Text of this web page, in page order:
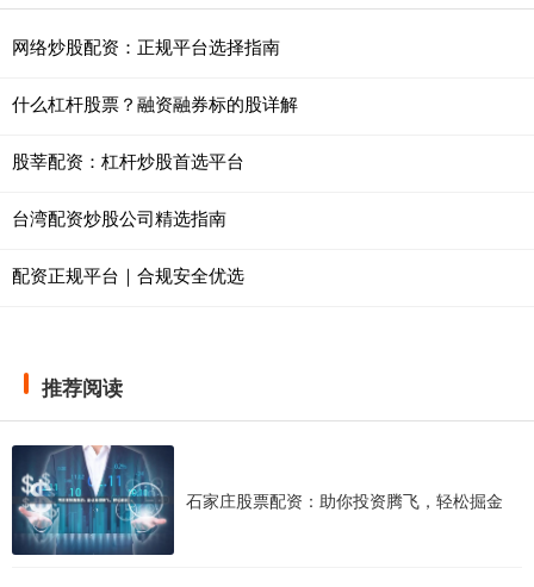
网络炒股配资：正规平台选择指南
什么杠杆股票？融资融券标的股详解
股莘配资：杠杆炒股首选平台
台湾配资炒股公司精选指南
配资正规平台｜合规安全优选
推荐阅读
石家庄股票配资：助你投资腾飞，轻松掘金